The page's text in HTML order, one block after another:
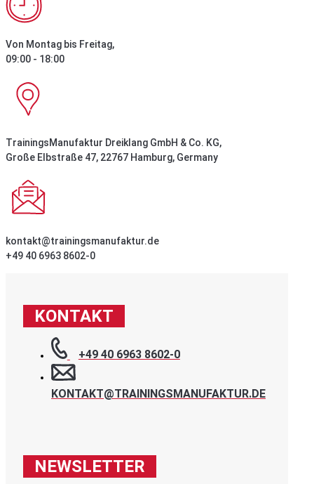
Von Montag bis Freitag,
09:00 - 18:00
TrainingsManufaktur Dreiklang GmbH & Co. KG,
Große Elbstraße 47, 22767 Hamburg, Germany
kontakt@trainingsmanufaktur.de
+49 40 6963 8602-0
KONTAKT
+49 40 6963 8602-0
KONTAKT@TRAININGSMANUFAKTUR.DE
NEWSLETTER